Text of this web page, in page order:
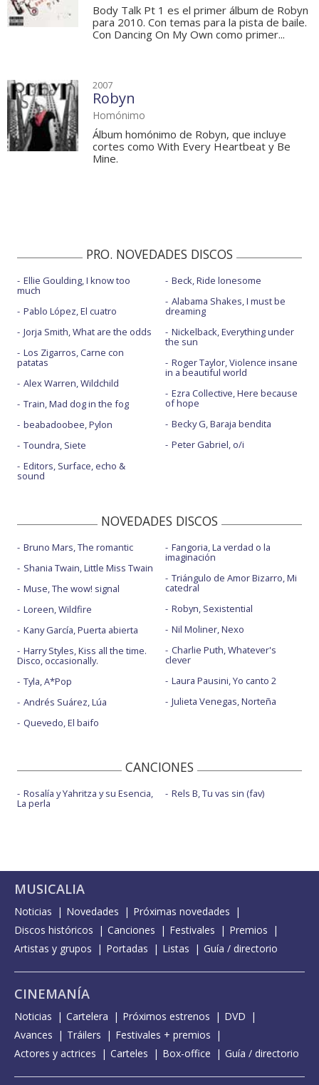
Body Talk Pt 1 es el primer álbum de Robyn
para 2010. Con temas para la pista de baile.
Con Dancing On My Own como primer...
2007
Robyn
Homónimo
Álbum homónimo de Robyn, que incluye
cortes como With Every Heartbeat y Be
Mine.
PRO. NOVEDADES DISCOS
Ellie Goulding, I know too
much
Pablo López, El cuatro
Jorja Smith, What are the odds
Los Zigarros, Carne con
patatas
Alex Warren, Wildchild
Train, Mad dog in the fog
beabadoobee, Pylon
Toundra, Siete
Editors, Surface, echo &
sound
Beck, Ride lonesome
Alabama Shakes, I must be
dreaming
Nickelback, Everything under
the sun
Roger Taylor, Violence insane
in a beautiful world
Ezra Collective, Here because
of hope
Becky G, Baraja bendita
Peter Gabriel, o/i
NOVEDADES DISCOS
Bruno Mars, The romantic
Shania Twain, Little Miss Twain
Muse, The wow! signal
Loreen, Wildfire
Kany García, Puerta abierta
Harry Styles, Kiss all the time.
Disco, occasionally.
Tyla, A*Pop
Andrés Suárez, Lúa
Quevedo, El baifo
Fangoria, La verdad o la
imaginación
Triángulo de Amor Bizarro, Mi
catedral
Robyn, Sexistential
Nil Moliner, Nexo
Charlie Puth, Whatever's
clever
Laura Pausini, Yo canto 2
Julieta Venegas, Norteña
CANCIONES
Rosalía y Yahritza y su Esencia,
La perla
Rels B, Tu vas sin (fav)
MUSICALIA
Noticias Novedades
Próximas novedades
Discos históricos
Canciones Festivales
Premios
Artistas y grupos
Portadas Listas Guía / directorio
CINEMANÍA
Noticias Cartelera Próximos estrenos
DVD
Avances
Tráilers
Festivales + premios
Actores y actrices
Carteles Box-office Guía / directorio